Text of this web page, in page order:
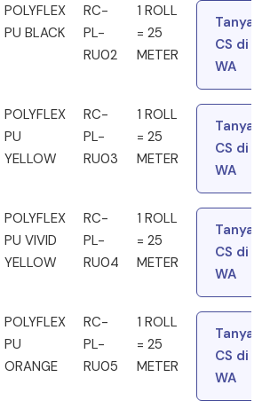
de
POLYFLEX
PU BLACK
RC-
PL-
RU02
1 ROLL
= 25
METER
Tanya
CS di
WA
POLYFLEX
PU
YELLOW
RC-
PL-
RU03
1 ROLL
= 25
METER
Tanya
CS di
WA
POLYFLEX
PU VIVID
YELLOW
RC-
PL-
RU04
1 ROLL
= 25
METER
Tanya
CS di
WA
POLYFLEX
PU
ORANGE
RC-
PL-
RU05
1 ROLL
= 25
METER
Tanya
CS di
WA